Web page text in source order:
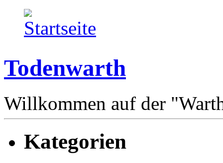
Todenwarth
Willkommen auf der
Kategorien